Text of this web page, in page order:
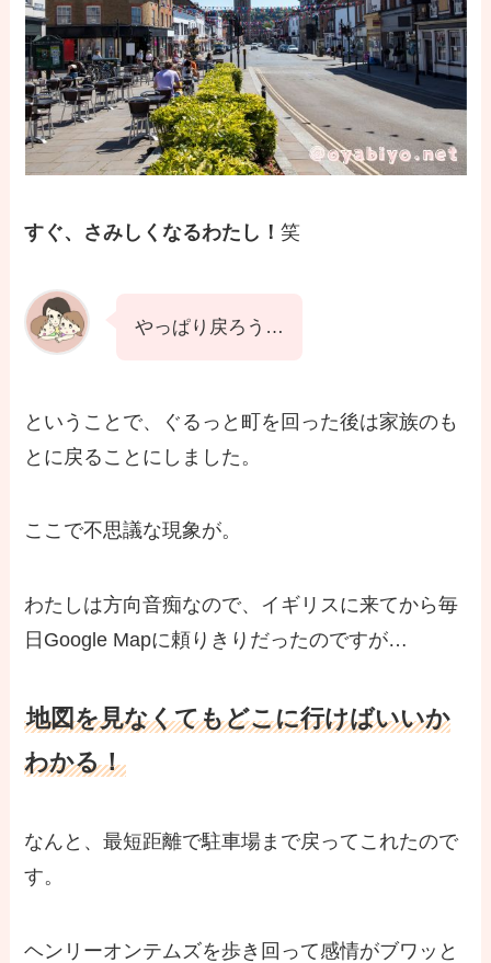
すぐ、 さみしくなるわたし！笑
やっぱり戻ろう…
ということで、ぐるっと町を回った後は家族のも
とに戻ることにしました。
ここで不思議な現象が。
わたしは方向音痴なので、イギリスに来てから毎
日Google Mapに頼りきりだったのですが…
地図を見なくてもどこに行けばいいか
わかる！
なんと、最短距離で駐車場まで戻ってこれたので
す。
ヘンリーオンテムズを歩き回って感情がブワッと